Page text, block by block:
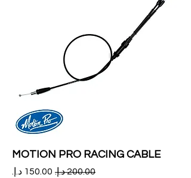
MOTION PRO RACING CABLE
سعر عادي سعر البيع